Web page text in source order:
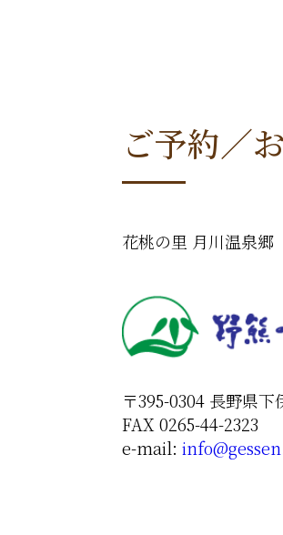
ご予約／
花桃の里 月川温泉郷
〒395-0304 長野県
FAX 0265-44-2323
e-mail: